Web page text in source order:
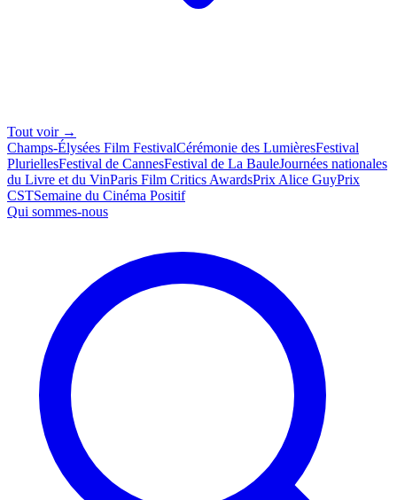
Tout voir →
Champs-Élysées Film FestivalCérémonie des LumièresFestival
PluriellesFestival de CannesFestival de La BauleJournées nationales
du Livre et du VinParis Film Critics AwardsPrix Alice GuyPrix
CSTSemaine du Cinéma Positif
Qui sommes-nous